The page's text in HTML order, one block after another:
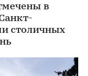
в
столичных